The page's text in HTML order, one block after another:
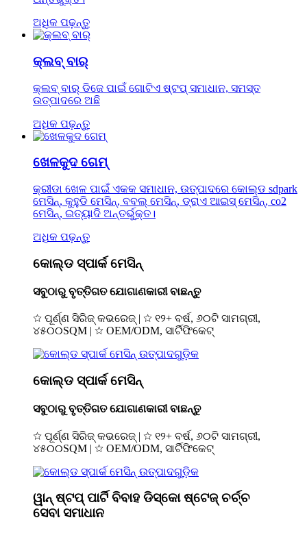
ଅଧିକ ପଢ଼ନ୍ତୁ
କ୍ଲବ୍‍ ବାର୍
କ୍ଲବ୍ ବାର୍ ଡିଜେ ପାଇଁ ଗୋଟିଏ ଷ୍ଟପ୍ ସମାଧାନ, ସମସ୍ତ
ଉତ୍ପାଦରେ ଅଛି
ଅଧିକ ପଢ଼ନ୍ତୁ
ଖେଳକୁଦ ଗେମ୍‌
କ୍ରୀଡା ଖେଳ ପାଇଁ ଏକକ ସମାଧାନ, ଉତ୍ପାଦରେ କୋଲ୍ଡ sdpark
ମେସିନ୍, କୁହୁଡି ମେସିନ୍, ବବଲ୍ ମେସିନ୍, ଡ୍ରାଏ ଆଇସ୍ ମେସିନ୍, co2
ମେସିନ୍, ଇତ୍ୟାଦି ଅନ୍ତର୍ଭୁକ୍ତ।
ଅଧିକ ପଢ଼ନ୍ତୁ
କୋଲ୍ଡ ସ୍ପାର୍କ ମେସିନ୍
ସବୁଠାରୁ ବୃତ୍ତିଗତ ଯୋଗାଣକାରୀ ବାଛନ୍ତୁ
☆ ପୂର୍ଣ୍ଣ ସିରିଜ୍ କଭରେଜ୍ | ☆ ୧୨+ ବର୍ଷ, ୬୦ଟି ସାମଗ୍ରୀ,
୪୫୦୦SQM | ☆ OEM/ODM, ସାର୍ଟିଫିକେଟ୍
କୋଲ୍ଡ ସ୍ପାର୍କ ମେସିନ୍
ସବୁଠାରୁ ବୃତ୍ତିଗତ ଯୋଗାଣକାରୀ ବାଛନ୍ତୁ
☆ ପୂର୍ଣ୍ଣ ସିରିଜ୍ କଭରେଜ୍ | ☆ ୧୨+ ବର୍ଷ, ୬୦ଟି ସାମଗ୍ରୀ,
୪୫୦୦SQM | ☆ OEM/ODM, ସାର୍ଟିଫିକେଟ୍
ୱାନ୍ ଷ୍ଟପ୍ ପାର୍ଟି ବିବାହ ଡିସ୍କୋ ଷ୍ଟେଜ୍ ଚର୍ଚ୍ଚ
ସେବା ସମାଧାନ